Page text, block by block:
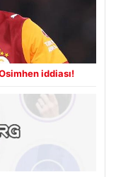
iddiası!